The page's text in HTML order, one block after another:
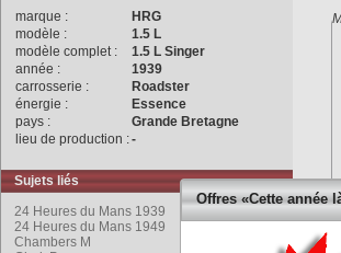
marque :
HRG
modèle :
1.5 L
modèle complet :
1.5 L Singer
année :
1939
carrosserie :
Roadster
énergie :
Essence
pays :
Grande Bretagne
lieu de production :-
Sujets liés
24 Heures du Mans 1939
24 Heures du Mans 1949
Chambers M
Offres «Cette année